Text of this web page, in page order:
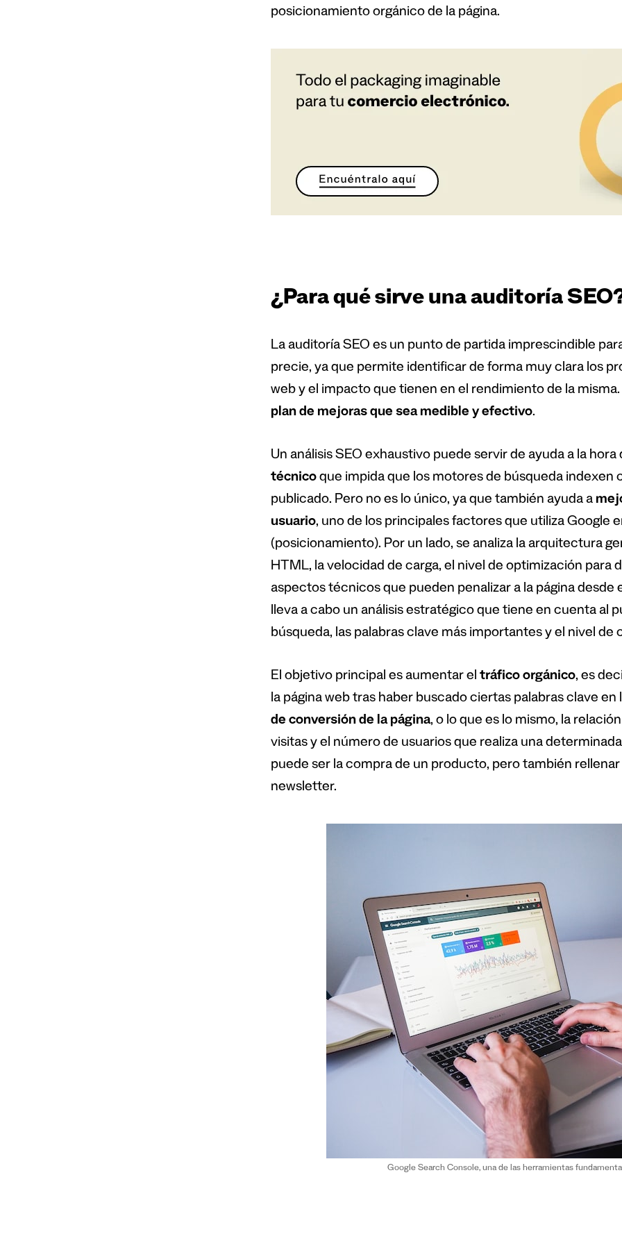
posicionamiento orgánico de la página.
¿Para qué sirve una auditoría
La auditoría SEO es un punto de partida imprescindible
precie, ya que permite identificar de forma muy clara los
web y el impacto que tienen en el rendimiento de la
plan de mejoras que sea medible y efectivo.
Un análisis SEO exhaustivo puede servir de ayuda a la hora
técnicoque impida que los motores de búsqueda
publicado. Pero no es lo único, ya que también ayuda a
usuario, uno de los principales factores que utiliza Google
(posicionamiento). Por un lado, se analiza la arquitectura
HTML, la velocidad de carga, el nivel de optimización para
aspectos técnicos que pueden penalizar a la página desde
lleva a cabo un análisis estratégico que tiene en cuenta al
búsqueda, las palabras clave más importantes y el nivel
El objetivo principal es aumentar el tráfico orgánico, es
la página web tras haber buscado ciertas palabras clave
de conversión de la página, o lo que es lo mismo, la
visitas y el número de usuarios que realiza una
puede ser la compra de un producto, pero también
newsletter.
Google Search Console, una de las herramientas